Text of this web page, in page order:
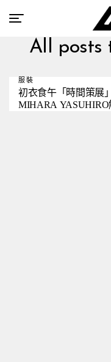
All posts
服裝
初衣食午「時間策展
MIHARA